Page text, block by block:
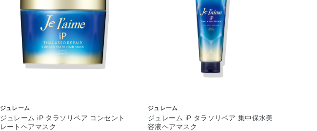
ジュレーム
ジュレーム iP タラソリペア コンセント
レートヘアマスク
ジュレーム
ジュレーム iP タラソリペア 集中保水美
容液ヘアマスク